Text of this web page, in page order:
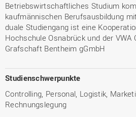
Betriebswirtschaftliches Studium
kaufmännischen Berufsausbildung
duale Studiengang ist eine
Hochschule Osnabrück und der
Grafschaft Bentheim gGmbH
Studienschwerpunkte
Controlling, Personal, Logistik,
Rechnungslegung